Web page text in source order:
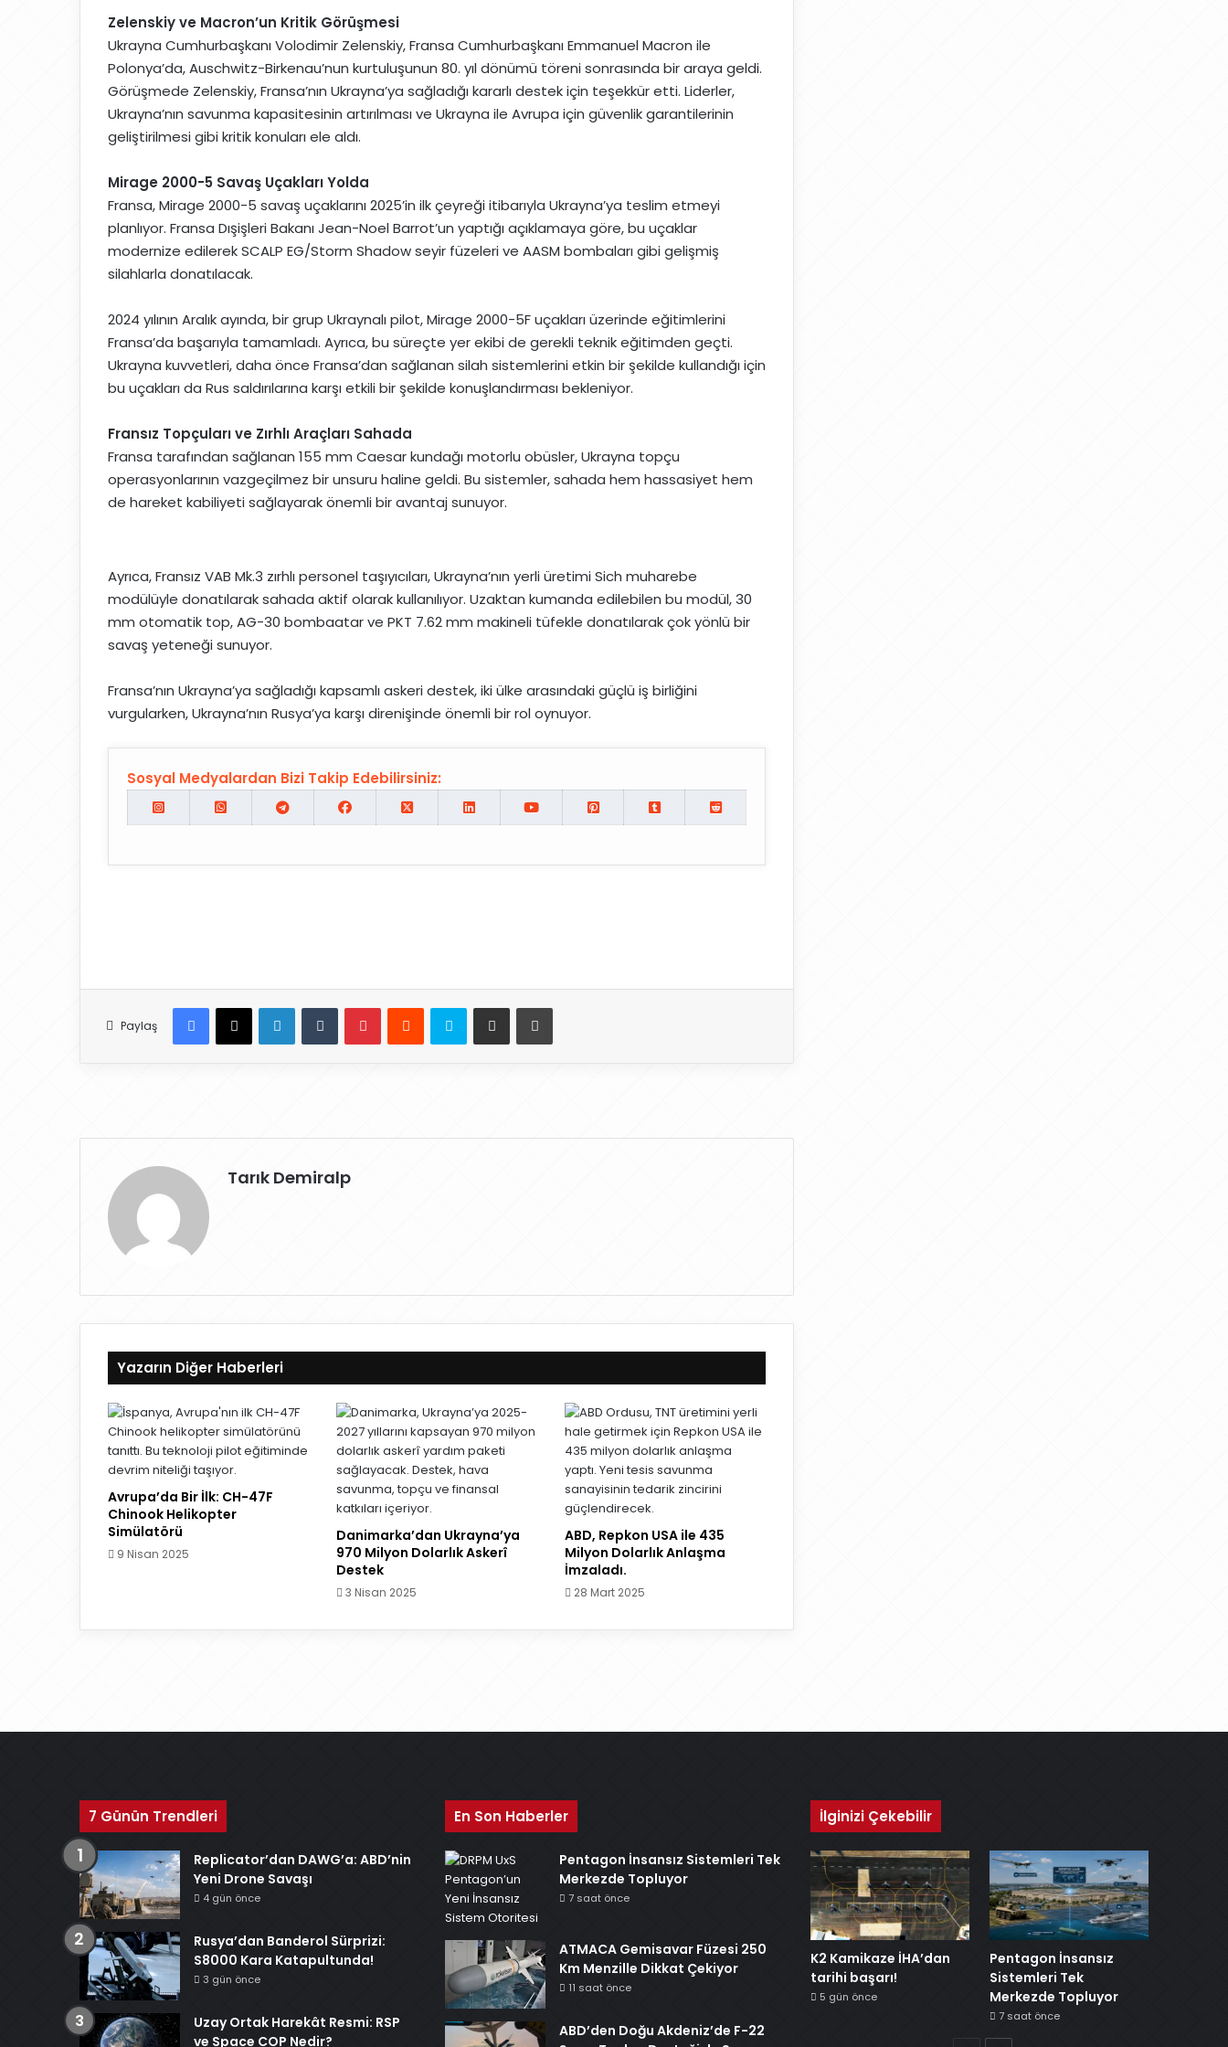
ö
n
d
e
r
m
k
Zelenskiy ve Macron’un Kritik Görüşmesi
Ukrayna Cumhurbaşkanı Volodimir Zelenskiy, Fransa Cumhurbaşkanı Emmanuel Macron ile
Polonya’da, Auschwitz-Birkenau’nun kurtuluşunun 80. yıl dönümü töreni sonrasında bir araya geldi.
Görüşmede Zelenskiy, Fransa’nın Ukrayna’ya sağladığı kararlı destek için teşekkür etti. Liderler,
Ukrayna’nın savunma kapasitesinin artırılması ve Ukrayna ile Avrupa için güvenlik garantilerinin
geliştirilmesi gibi kritik konuları ele aldı.
Mirage 2000-5 Savaş Uçakları Yolda
Fransa, Mirage 2000-5 savaş uçaklarını 2025’in ilk çeyreği itibarıyla Ukrayna’ya teslim etmeyi
planlıyor. Fransa Dışişleri Bakanı Jean-Noel Barrot’un yaptığı açıklamaya göre, bu uçaklar
modernize edilerek SCALP EG/Storm Shadow seyir füzeleri ve AASM bombaları gibi gelişmiş
silahlarla donatılacak.
2024 yılının Aralık ayında, bir grup Ukraynalı pilot, Mirage 2000-5F uçakları üzerinde eğitimlerini
Fransa’da başarıyla tamamladı. Ayrıca, bu süreçte yer ekibi de gerekli teknik eğitimden geçti.
Ukrayna kuvvetleri, daha önce Fransa’dan sağlanan silah sistemlerini etkin bir şekilde kullandığı için
bu uçakları da Rus saldırılarına karşı etkili bir şekilde konuşlandırması bekleniyor.
Fransız Topçuları ve Zırhlı Araçları Sahada
Fransa tarafından sağlanan 155 mm Caesar kundağı motorlu obüsler, Ukrayna topçu
operasyonlarının vazgeçilmez bir unsuru haline geldi. Bu sistemler, sahada hem hassasiyet hem
de hareket kabiliyeti sağlayarak önemli bir avantaj sunuyor.
Ayrıca, Fransız VAB Mk.3 zırhlı personel taşıyıcıları, Ukrayna’nın yerli üretimi Sich muharebe
modülüyle donatılarak sahada aktif olarak kullanılıyor. Uzaktan kumanda edilebilen bu modül, 30
mm otomatik top, AG-30 bombaatar ve PKT 7.62 mm makineli tüfekle donatılarak çok yönlü bir
savaş yeteneği sunuyor.
Fransa’nın Ukrayna’ya sağladığı kapsamlı askeri destek, iki ülke arasındaki güçlü iş birliğini
vurgularken, Ukrayna’nın Rusya’ya karşı direnişinde önemli bir rol oynuyor.
Sosyal Medyalardan Bizi Takip Edebilirsiniz:
Paylaş
X LinkedIn Skype
Tarık Demiralp
Yazarın Diğer Haberleri
Avrupa’da Bir İlk: CH-47F
Chinook Helikopter
Simülatörü
9 Nisan 2025
Danimarka’dan Ukrayna’ya
970 Milyon Dolarlık Askerî
Destek
3 Nisan 2025
ABD, Repkon USA ile 435
Milyon Dolarlık Anlaşma
İmzaladı.
28 Mart 2025
7 Günün Trendleri
Replicator’dan DAWG’a: ABD’nin
Yeni Drone Savaşı
4 gün önce
Rusya’dan Banderol Sürprizi:
S8000 Kara Katapultunda!
3 gün önce
Uzay Ortak Harekât Resmi: RSP
ve Space COP Nedir?
En Son Haberler
Pentagon İnsansız Sistemleri Tek
Merkezde Topluyor
7 saat önce
ATMACA Gemisavar Füzesi 250
Km Menzille Dikkat Çekiyor
11 saat önce
ABD’den Doğu Akdeniz’de F-22
İlginizi Çekebilir
K2 Kamikaze İHA’dan
tarihi başarı!
5 gün önce
Pentagon İnsansız
Sistemleri Tek
Merkezde Topluyor
7 saat önce